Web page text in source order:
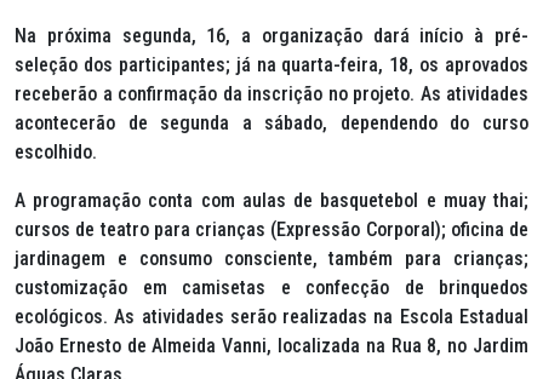
Na próxima segunda, 16, a organização dará início à pré-
seleção dos participantes; já na quarta-feira, 18, os aprovados
receberão a confirmação da inscrição no projeto. As atividades
acontecerão de segunda a sábado, dependendo do curso
escolhido.
A programação conta com aulas de basquetebol e muay thai;
cursos de teatro para crianças (Expressão Corporal); oficina de
jardinagem e consumo consciente, também para crianças;
customização em camisetas e confecção de brinquedos
ecológicos. As atividades serão realizadas na Escola Estadual
João Ernesto de Almeida Vanni, localizada na Rua 8, no Jardim